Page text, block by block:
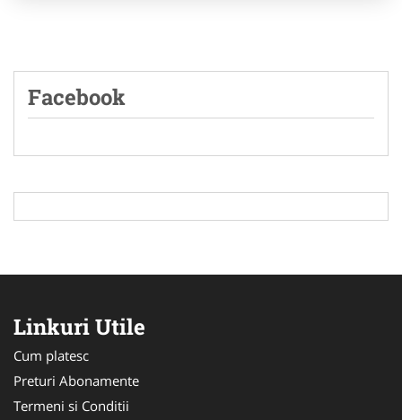
Facebook
Linkuri Utile
Cum platesc
Preturi Abonamente
Termeni si Conditii